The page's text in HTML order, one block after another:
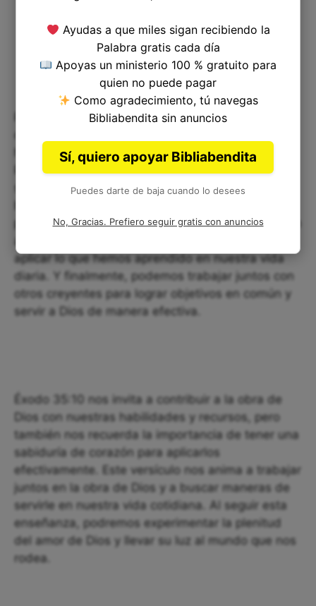
Podemos aplicar este versículo en nuestra vida
habilidades y recursos para servir a Dios.
Podemos hacerlo a través de nuestro trabajo,
servicio comunitario o mediante la ayuda que
podemos desarrollar nuestra sabiduría de corazón
aplicar lo que hemos aprendido en nuestra vida
diaria. Y finalmente, podemos trabajar juntos con
otros creyentes para lograr objetivos en común y
servir a Dios de manera efectiva.
Éxodo 35:10 nos invita a contribuir a la obra de
Dios con nuestras habilidades y recursos, pero
también nos recuerda la importancia de tener una
sabiduría de corazón para aplicarlos
efectivamente. Este versículo nos anima a trabajar
juntos en la obra de Dios y a buscar maneras de
servirle en nuestra vida cotidiana. Al seguir esta
enseñanza, podremos experimentar la plenitud
del amor de Dios y llevar su luz al mundo que nos
rodea.
Ayudas a que miles sigan recibiendo la
Palabra gratis cada día
Apoyas un ministerio 100 % gratuito para
quien no puede pagar
Como agradecimiento, tú navegas
Bibliabendita sin anuncios
Sí, quiero apoyar Bibliabendita
Puedes darte de baja cuando lo desees
No, Gracias. Prefiero seguir gratis con anuncios